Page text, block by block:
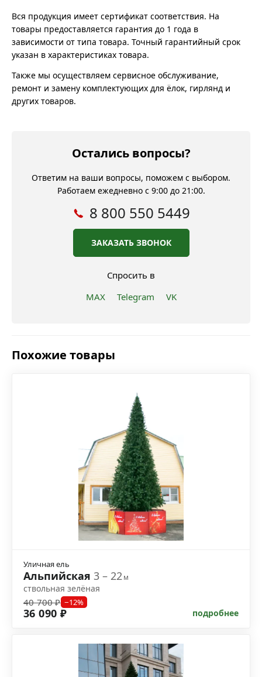
Вся продукция имеет сертификат соответствия. На
товары предоставляется гарантия до 1 года в
зависимости от типа товара. Точный гарантийный срок
указан в характеристиках товара.
Также мы осуществляем сервисное обслуживание,
ремонт и замену комплектующих для ёлок, гирлянд и
других товаров.
Остались вопросы?
Ответим на ваши вопросы, поможем с выбором.
Работаем ежедневно с 9:00 до 21:00.
8 800 550 5449
ЗАКАЗАТЬ ЗВОНОК
Спросить в
MAX
Telegram VK
Похожие товары
Уличная ель
Альпийская 3 – 22м
ствольная зелёная
40 700 ₽ −12%
36 090 ₽ подробнее